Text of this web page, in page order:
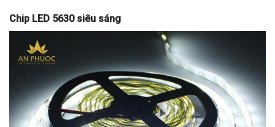
Chip LED 5630 siêu sáng